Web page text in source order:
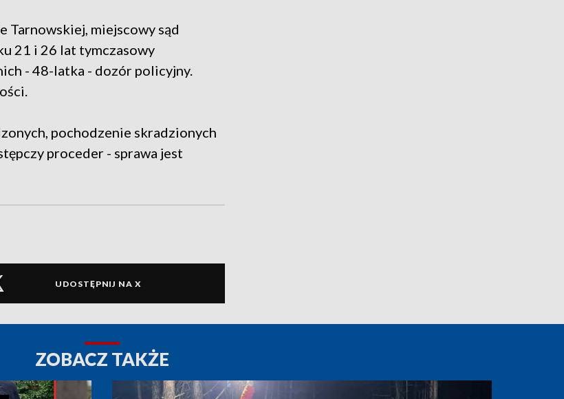
Tarnowskiej, miejscowy sąd
21 i 26 lat tymczasowy
- 48-latka - dozór policyjny.
pochodzenie skradzionych
proceder - sprawa jest
UDOSTĘPNIJ NA X
ZOBACZ TAKŻE